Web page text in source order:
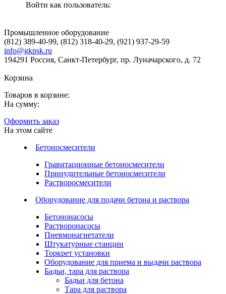
Войти как пользователь:
Промышленное оборудование
(812) 389-40-99, (812) 318-40-29, (921) 937-29-59
info@gkpsk.ru
194291 Россия, Санкт-Петербург, пр. Луначарского, д. 72
Корзина
Товаров в корзине:
На сумму:
Оформить заказ
На этом сайте
Бетоносмесители
Гравитационные бетоносмесители
Принудительные бетоносмесители
Растворосмесители
Оборудование для подачи бетона и раствора
Бетононасосы
Растворонасосы
Пневмонагнетатели
Штукатурные станции
Торкрет установки
Оборудование для приема и выдачи раствора
Бадьи, тара для раствора
Бадьи для бетона
Тара для раствора